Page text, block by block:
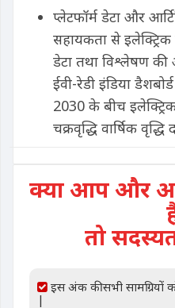
प्लेटफॉर्म डेटा और
सहायकता से इलेक्ट्रिक
डेटा तथा विश्लेषण
ईवी-रेडी इंडिया
2030 के बीच
चक्रवृद्धि वार्षिक
क्या आप और
तो
इस अंक की सभी सामग्रियों
|